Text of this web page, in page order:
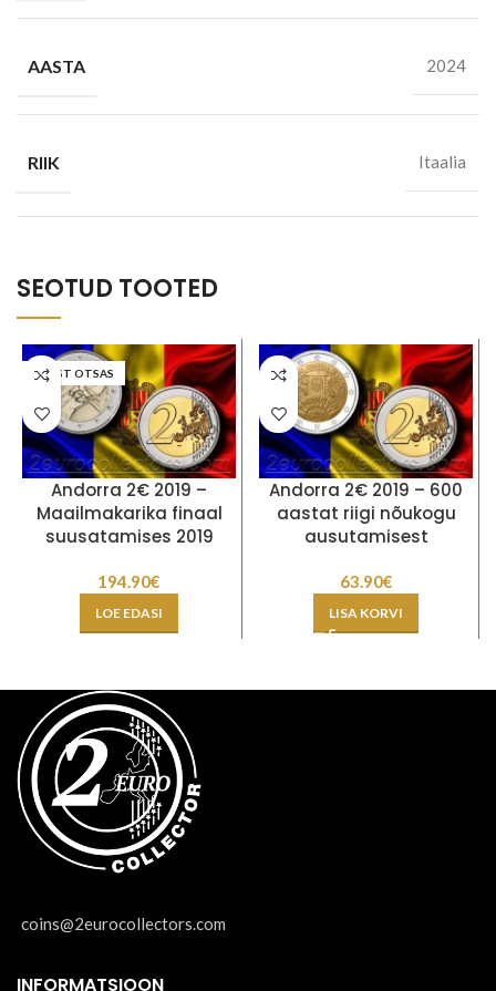
AASTA 2024
RIIK Itaalia
SEOTUD TOOTED
LAOST OTSAS
Andorra 2€ 2019 –
Maailmakarika finaal
suusatamises 2019
194.90€
LOE EDASI
Andorra 2€ 2019 – 600
aastat riigi nõukogu
ausutamisest
63.90€
LISA KORVI
coins@2eurocollectors.com
INFORMATSIOON